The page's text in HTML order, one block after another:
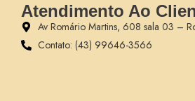
Atendimento Ao
Av Romário Martins, 608 sala 03 –
Contato: (43) 99646-3566